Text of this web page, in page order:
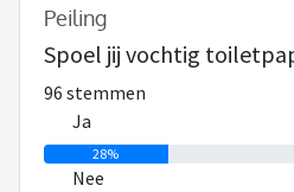
drab in mijn wc omhoog of net
het bij ons wel slechter door.
De man van het rioolbedrijf zegt
vochtige doekjes. Vaak last hij
die doekjes zijn dan geloof ik dat
Peiling
Spoel jij vochtig
96 stemmen
Ja
28%
Nee